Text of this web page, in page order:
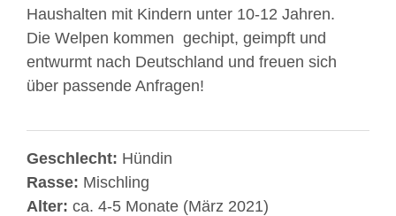
Haushalten mit Kindern unter 10-12 Jahren.
Die Welpen kommen gechipt, geimpft und
entwurmt nach Deutschland und freuen sich
über passende Anfragen!
Geschlecht: Hündin
Rasse: Mischling
Alter: ca. 4-5 Monate (März 2021)